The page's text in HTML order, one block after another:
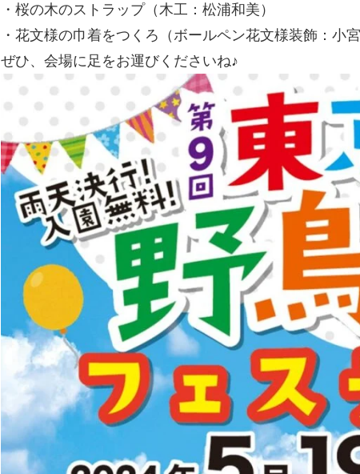
・桜の木のストラップ（木工：松浦和美）
・花文様の巾着をつくろ（ボールペン花文様装飾：小宮
ぜひ、会場に足をお運びくださいね♪